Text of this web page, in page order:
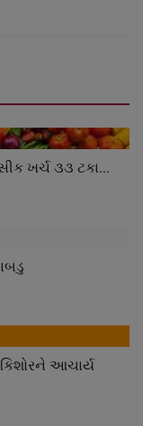
ખર્ચ ૩૩ ટકા...
આચાર્ય